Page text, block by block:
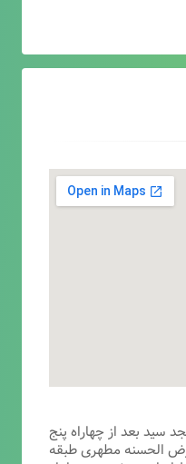
سید بعد از چهاراه پنج
الحسنه مطهری طبقه